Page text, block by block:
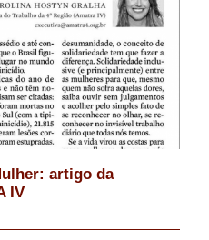
artigo da
IV